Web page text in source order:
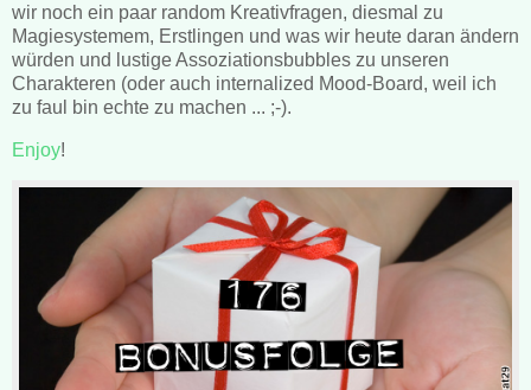
wir noch ein paar random Kreativfragen, diesmal zu
Magiesystemem, Erstlingen und was wir heute daran ändern
würden und lustige Assoziationsbubbles zu unseren
Charakteren (oder auch internalized Mood-Board, weil ich
zu faul bin echte zu machen ... ;-).
Enjoy!